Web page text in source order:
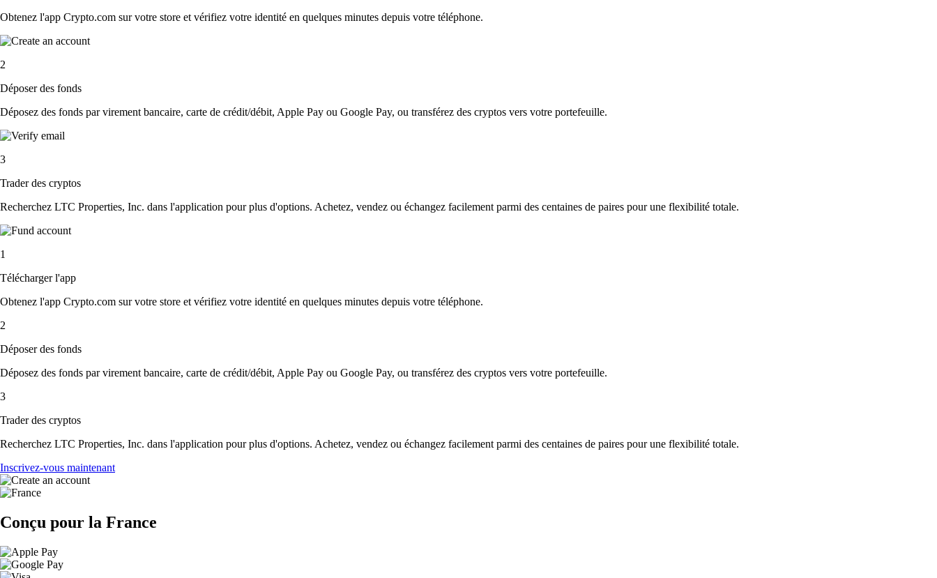
Obtenez l'app Crypto.com sur votre store et vérifiez votre identité en quelques minutes depuis votre téléphone.
2
Déposer des fonds
Déposez des fonds par virement bancaire, carte de crédit/débit, Apple Pay ou Google Pay, ou transférez des cryptos vers votre portefeuille.
3
Trader des cryptos
Recherchez LTC Properties, Inc. dans l'application pour plus d'options. Achetez, vendez ou échangez facilement parmi des centaines de paires pour une flexibilité totale.
1
Télécharger l'app
Obtenez l'app Crypto.com sur votre store et vérifiez votre identité en quelques minutes depuis votre téléphone.
2
Déposer des fonds
Déposez des fonds par virement bancaire, carte de crédit/débit, Apple Pay ou Google Pay, ou transférez des cryptos vers votre portefeuille.
3
Trader des cryptos
Recherchez LTC Properties, Inc. dans l'application pour plus d'options. Achetez, vendez ou échangez facilement parmi des centaines de paires pour une flexibilité totale.
Inscrivez-vous maintenant
Conçu pour la France